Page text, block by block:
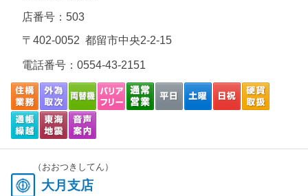
店番号：503
〒402-0052 都留市中央2-2-15
電話番号： 0554-43-2151
（おおつきしてん）
大月支店